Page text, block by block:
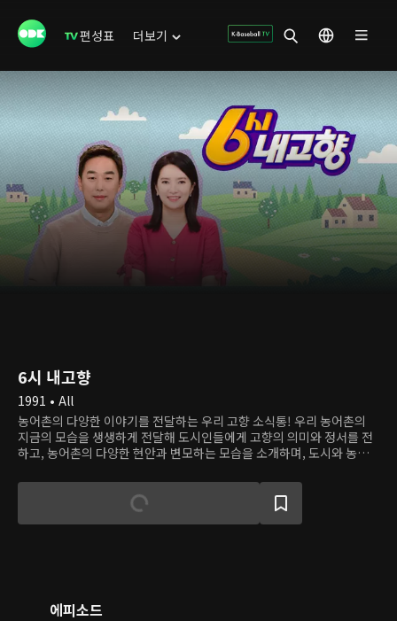
편성표 더보기
6시 내고향
1991 • All
농어촌의 다양한 이야기를 전달하는 우리 고향 소식통! 우리 농어촌의
지금의 모습을 생생하게 전달해 도시인들에게 고향의 의미와 정서를 전
하고, 농어촌의 다양한 현안과 변모하는 모습을 소개하며, 도시와 농어
에피소드